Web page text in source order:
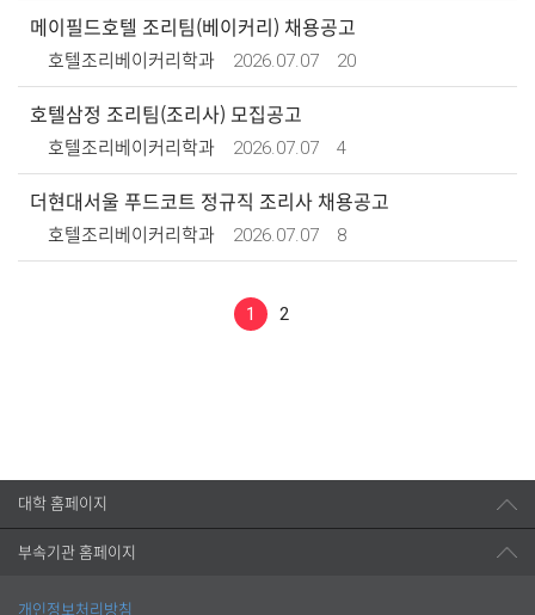
메이필드호텔 조리팀(베이커리) 채용공고
호텔조리베이커리학과 2026.07.07 20
호텔삼정 조리팀(조리사) 모집공고
호텔조리베이커리학과 2026.07.07 4
더현대서울 푸드코트 정규직 조리사 채용공고
호텔조리베이커리학과 2026.07.07 8
1 2
대학 홈페이지
부속기관 홈페이지
개인정보처리방침